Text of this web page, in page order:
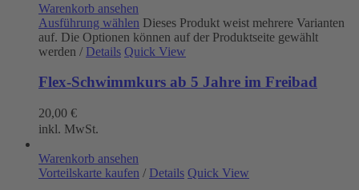
Warenkorb ansehen
Ausführung wählen Dieses Produkt weist mehrere Varianten
auf. Die Optionen können auf der Produktseite gewählt
werden / Details Quick View
Flex-Schwimmkurs ab 5 Jahre im Freibad
20,00 €
inkl. MwSt.
Warenkorb ansehen
Vorteilskarte kaufen / Details Quick View